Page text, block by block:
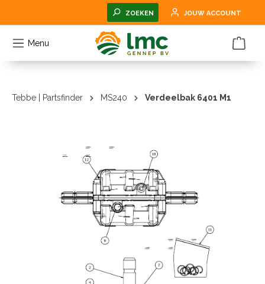
ZOEKEN JOUW ACCOUNT
Menu
Tebbe | Partsfinder MS240 Verdeelbak 6401 M1